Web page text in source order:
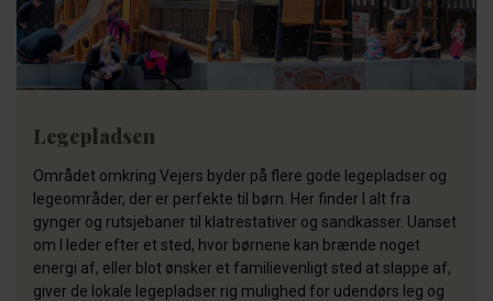
Legepladsen
Området omkring Vejers byder på flere gode legepladser og
legeområder, der er perfekte til børn. Her finder I alt fra
gynger og rutsjebaner til klatrestativer og sandkasser. Uanset
om I leder efter et sted, hvor børnene kan brænde noget
energi af, eller blot ønsker et familievenligt sted at slappe af,
giver de lokale legepladser rig mulighed for udendørs leg og